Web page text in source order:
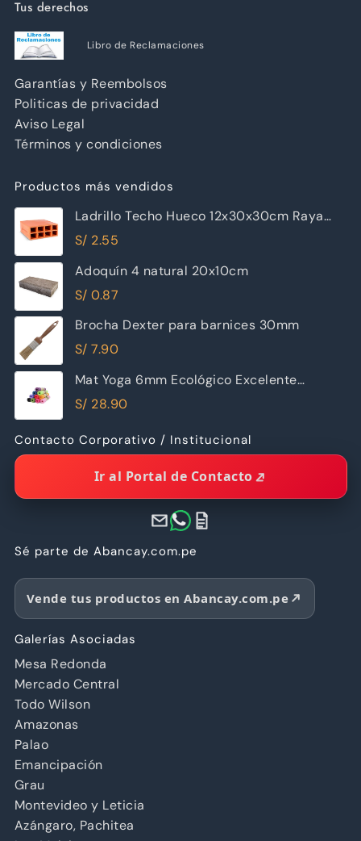
Tus derechos
Libro de Reclamaciones
Garantías y Reembolsos
Politicas de privacidad
Aviso Legal
Términos y condiciones
Productos más vendidos
Ladrillo Techo Hueco 12x30x30cm Raya
Piramide
S/ 2.55
Adoquín 4 natural 20x10cm
S/ 0.87
Brocha Dexter para barnices 30mm
S/ 7.90
Mat Yoga 6mm Ecológico Excelente
Calidad
S/ 28.90
Contacto Corporativo / Institucional
Ir al Portal de Contacto
Sé parte de Abancay.com.pe
Vende tus productos en Abancay.com.pe
Galerías Asociadas
Mesa Redonda
Mercado Central
Todo Wilson
Amazonas
Palao
Emancipación
Grau
Montevideo y Leticia
Azángaro, Pachitea